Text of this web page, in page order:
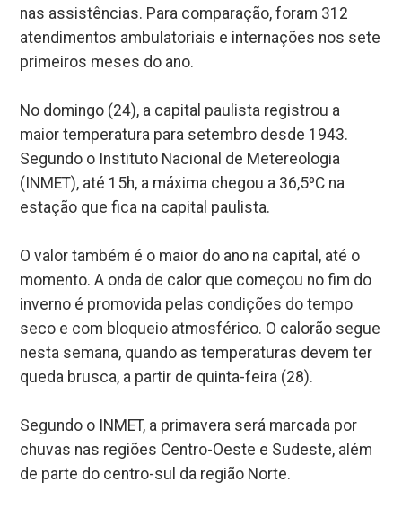
nas assistências. Para comparação, foram 312
atendimentos ambulatoriais e internações nos sete
primeiros meses do ano.
No domingo (24), a capital paulista registrou a
maior temperatura para setembro desde 1943.
Segundo o Instituto Nacional de Metereologia
(INMET), até 15h, a máxima chegou a 36,5ºC na
estação que fica na capital paulista.
O valor também é o maior do ano na capital, até o
momento. A onda de calor que começou no fim do
inverno é promovida pelas condições do tempo
seco e com bloqueio atmosférico. O calorão segue
nesta semana, quando as temperaturas devem ter
queda brusca, a partir de quinta-feira (28).
Segundo o INMET, a primavera será marcada por
chuvas nas regiões Centro-Oeste e Sudeste, além
de parte do centro-sul da região Norte.